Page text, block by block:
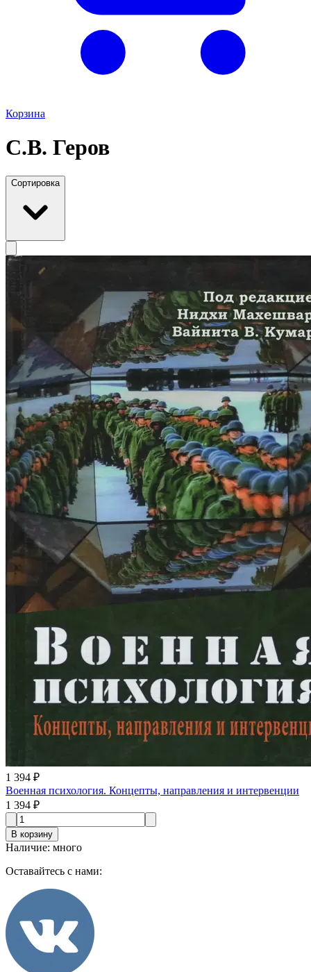
Корзина
С.В. Геров
Сортировка
1 394 ₽
Военная психология. Концепты, направления и интервенции
1 394 ₽
В корзину
Наличие: много
Оставайтесь с нами: